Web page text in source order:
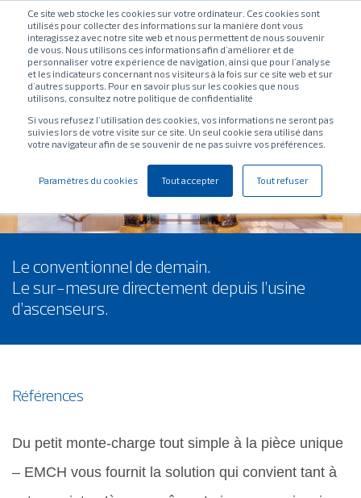
Ce site web stocke les cookies sur votre ordinateur. Ces cookies sont
utilisés pour collecter des informations sur la manière dont vous
interagissez avec notre site web et nous permettent de nous souvenir
de vous. Nous utilisons ces informations afin d'améliorer et de
personnaliser votre expérience de navigation, ainsi que pour l'analyse
et les indicateurs concernant nos visiteurs à la fois sur ce site web et sur
d'autres supports. Pour en savoir plus sur les cookies que nous
utilisons, consultez notre politique de confidentialité
Si vous refusez l'utilisation des cookies, vos informations ne seront pas
suivies lors de votre visite sur ce site. Un seul cookie sera utilisé dans
votre navigateur afin de se souvenir de ne pas suivre vos préférences.
Paramètres du cookies Tout accepter Tout refuser
Le conventionnel de demain.
Le sur-mesure directement depuis l’usine
d’ascenseurs.
Références
Du petit monte-charge tout simple à la pièce unique
– EMCH vous fournit la solution qui convient tant à